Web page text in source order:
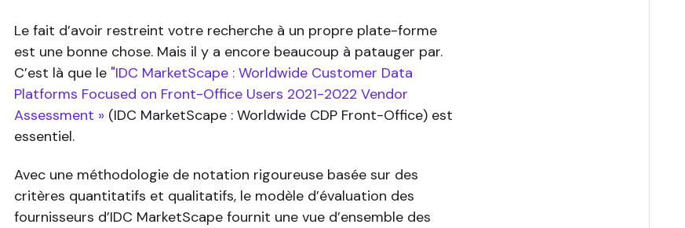
Le fait d’avoir restreint votre recherche à un propre plate-forme
est une bonne chose. Mais il y a encore beaucoup à patauger par.
C’est là que le "IDC MarketScape : Worldwide Customer Data
Platforms Focused on Front-Office Users 2021-2022 Vendor
Assessment » (IDC MarketScape : Worldwide CDP Front-Office) est
essentiel.
Avec une méthodologie de notation rigoureuse basée sur des
critères quantitatifs et qualitatifs, le modèle d’évaluation des
fournisseurs d’IDC MarketScape fournit une vue d’ensemble des